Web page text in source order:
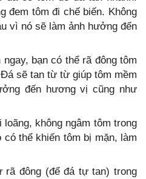
đem tôm đi chế biến. Không
vì nó sẽ làm ảnh hưởng đến
bạn có thể rã đông tôm
sẽ tan từ từ giúp tôm mềm
đến hương vị cũng như
không ngâm tôm trong
thể khiến tôm bị mặn, làm
rã đông (để đá tự tan) trong